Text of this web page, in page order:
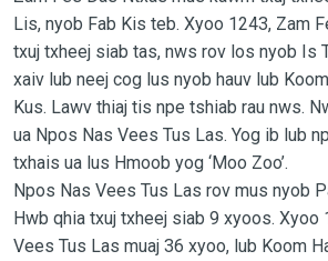
Lis, nyob Fab Kis teb. Xyoo 1243, Zam
txuj txheej siab tas, nws rov los nyob Is
xaiv lub neej cog lus nyob hauv lub
Kus. Lawv thiaj tis npe tshiab rau nws.
ua Npos Nas Vees Tus Las. Yog ib lub
txhais ua lus Hmoob yog ‘Moo Zoo’.
Npos Nas Vees Tus Las rov mus nyob
Hwb qhia txuj txheej siab 9 xyoos. Xyoo
Vees Tus Las muaj 36 xyoo, lub Koom